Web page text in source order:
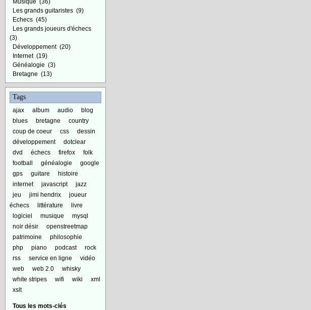
Musique (36)
Les grands guitaristes (9)
Echecs (45)
Les grands joueurs d'échecs
(3)
Développement (20)
Internet (19)
Généalogie (3)
Bretagne (13)
Tags
ajax album audio
blog
blues
bretagne
country
coup de coeur
css
dessin
développement
dotclear
dvd
échecs firefox
folk
football
généalogie
google
gps
guitare
histoire
internet
javascript
jazz
jeu
jimi hendrix
joueur
échecs
littérature
livre
logiciel
musique
mysql
noir désir
openstreetmap
patrimoine
philosophie
php
piano podcast
rock
rss
service en ligne
vidéo
web
web 2.0
whisky
white stripes
wifi wiki
xml
xslt
Tous les mots-clés